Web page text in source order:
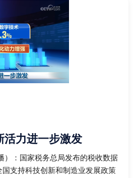
活力进一步激发
）：国家税务总局发布的税收数据
支持科技创新和制造业发展政策